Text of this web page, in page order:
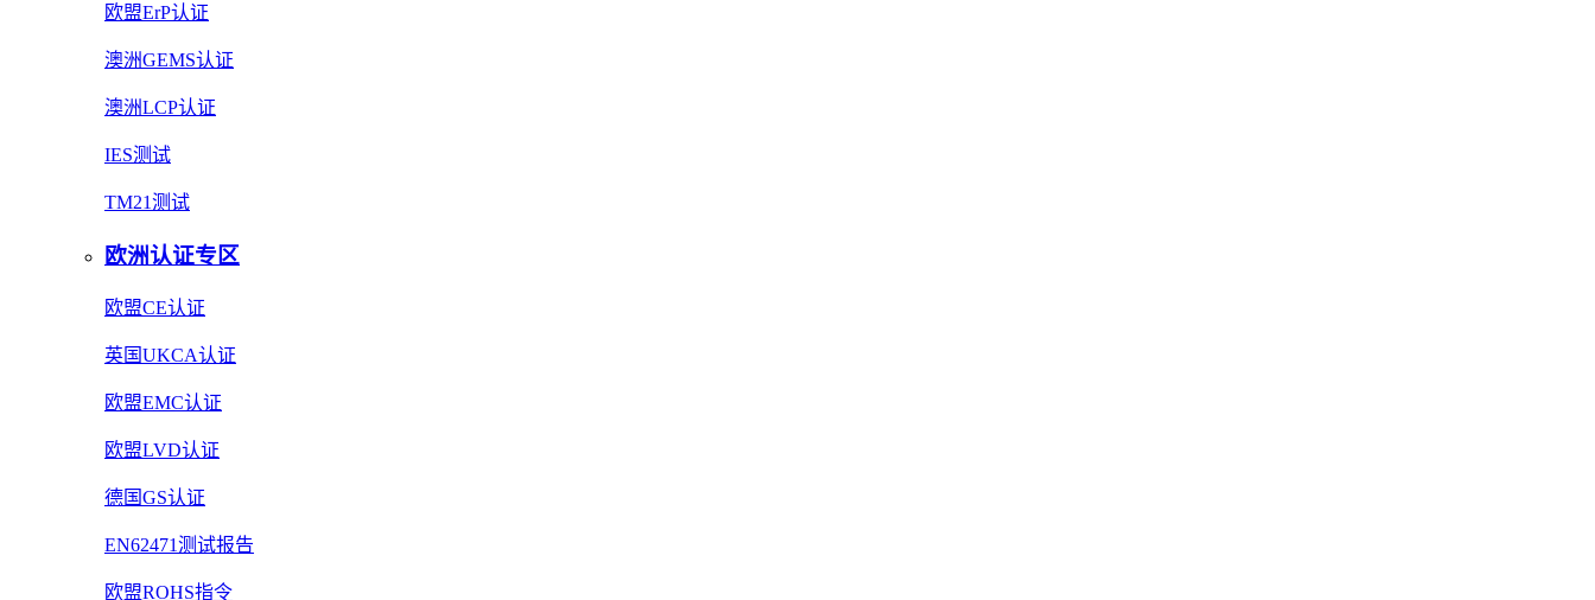
欧盟ErP认证
澳洲GEMS认证
澳洲LCP认证
IES测试
TM21测试
欧洲认证专区
欧盟CE认证
英国UKCA认证
欧盟EMC认证
欧盟LVD认证
德国GS认证
EN62471测试报告
欧盟ROHS指令